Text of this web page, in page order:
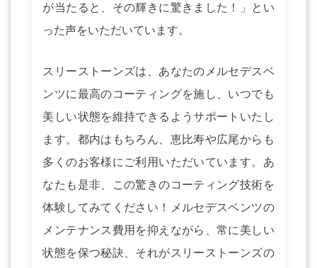
が当たると、その輝きに驚きました！」とい
った声をいただいています。
スリーストーンズは、あなたのメルセデスベ
ンツに最高のコーティングを施し、いつでも
美しい状態を維持できるようサポートいたし
ます。都内はもちろん、恵比寿や広尾からも
多くのお客様にご利用いただいています。あ
なたも是非、この驚きのコーティング技術を
体験してみてください！メルセデスベンツの
メンテナンス費用を抑えながら、常に美しい
状態を保つ秘訣、それがスリーストーンズの